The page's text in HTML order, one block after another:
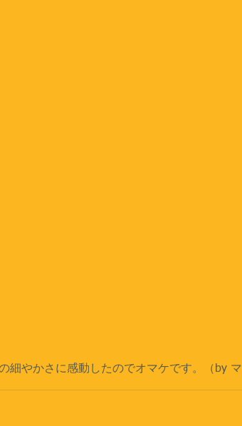
細やかさに感動したのでオマケです。（by マ